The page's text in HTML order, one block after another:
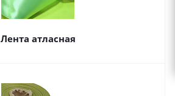
Лента атласная